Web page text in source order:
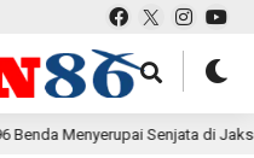
Senjata di Jaksel, Polda